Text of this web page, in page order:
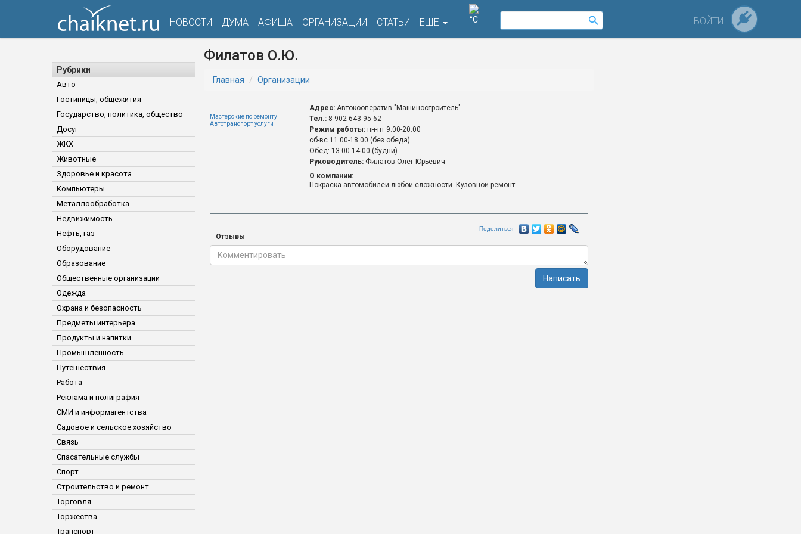
НОВОСТИ ДУМА АФИША ОРГАНИЗАЦИИ СТАТЬИ ЕЩЕ °C ВОЙТИ
Рубрики
Авто
Гостиницы, общежития
Государство, политика, общество
Досуг
ЖКХ
Животные
Здоровье и красота
Компьютеры
Металлообработка
Недвижимость
Нефть, газ
Оборудование
Образование
Общественные организации
Одежда
Охрана и безопасность
Предметы интерьера
Продукты и напитки
Промышленность
Путешествия
Работа
Реклама и полиграфия
СМИ и информагентства
Садовое и сельское хозяйство
Связь
Спасательные службы
Спорт
Строительство и ремонт
Торговля
Торжества
Транспорт
Филатов О.Ю.
Главная Организации
Мастерские по ремонту
Автотранспорт услуги
Адрес: Автокооператив "Машиностроитель"
Тел.: 8-902-643-95-62
Режим работы: пн-пт 9.00-20.00
сб-вс 11.00-18.00 (без обеда)
Обед: 13.00-14.00 (будни)
Руководитель: Филатов Олег Юрьевич
О компании:
Покраска автомобилей любой сложности. Кузовной ремонт.
Поделиться
Отзывы
Написать